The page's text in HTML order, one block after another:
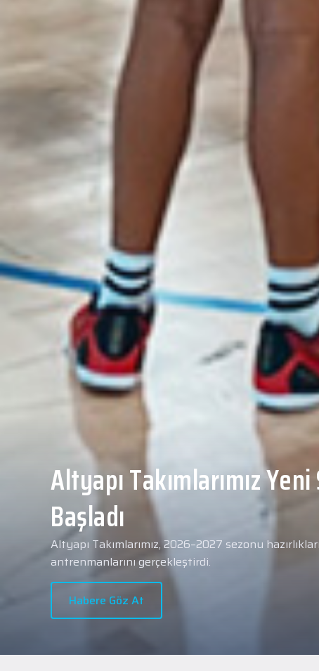
Yeni transferimiz Collin
Merkezi Hastanesi'nde
geçti.
2026 - 2027 sezonu öncesindeki transfer
transferlerimizden Collin Malcolm, bugün
Hastanesi'nde kapsamlı sağlık kontrollerinden geçti.
Habere Göz At